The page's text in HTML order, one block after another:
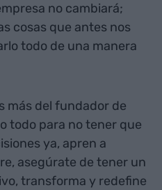
no cambiará;
cosas que antes nos
todo de una manera
más del fundador de
todo para no tener que
ya, apren a
asegúrate de tener un
transforma y redefine